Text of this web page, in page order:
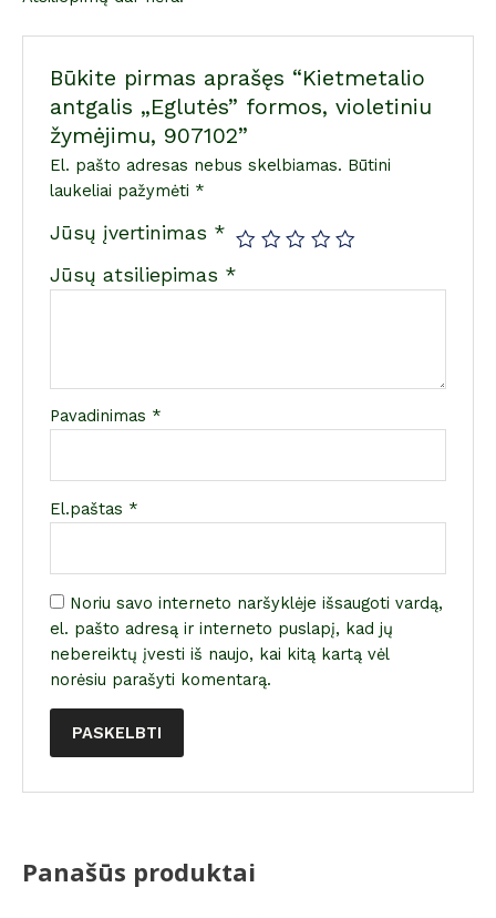
Būkite pirmas aprašęs “Kietmetalio
antgalis „Eglutės” formos, violetiniu
žymėjimu, 907102”
El. pašto adresas nebus skelbiamas. Būtini
laukeliai pažymėti *
Jūsų įvertinimas *
Jūsų atsiliepimas *
Pavadinimas *
El.paštas *
Noriu savo interneto naršyklėje išsaugoti vardą,
el. pašto adresą ir interneto puslapį, kad jų
nebereiktų įvesti iš naujo, kai kitą kartą vėl
norėsiu parašyti komentarą.
Panašūs produktai